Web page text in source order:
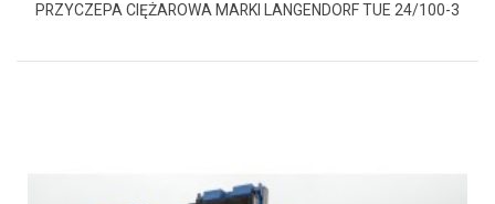
PRZYCZEPA CIĘŻAROWA MARKI LANGENDORF TUE 24/100-3